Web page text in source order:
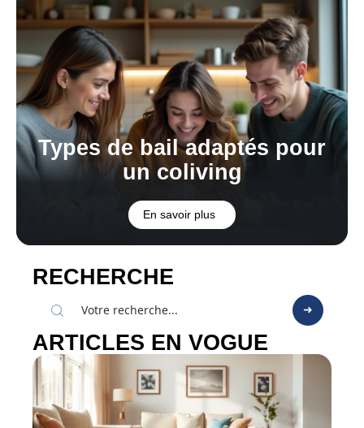
Types de bail adaptés pour
un coliving
En savoir plus
RECHERCHE
ARTICLES EN VOGUE